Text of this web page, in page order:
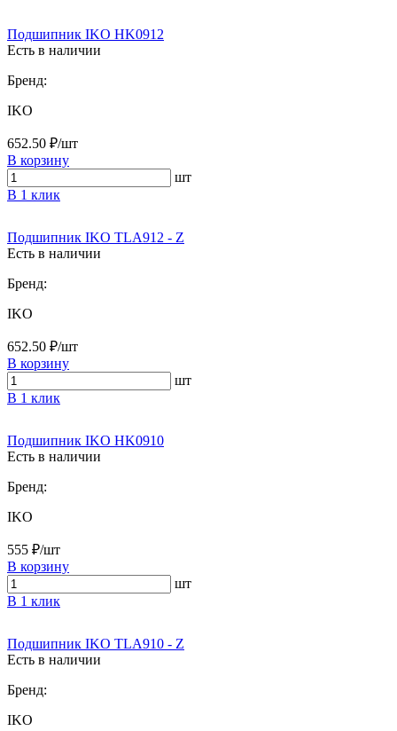
Подшипник IKO HK0912
Есть в наличии
Бренд:
IKO
652.50 ₽/шт
В корзину
шт
В 1 клик
Подшипник IKO TLA912 - Z
Есть в наличии
Бренд:
IKO
652.50 ₽/шт
В корзину
шт
В 1 клик
Подшипник IKO HK0910
Есть в наличии
Бренд:
IKO
555 ₽/шт
В корзину
шт
В 1 клик
Подшипник IKO TLA910 - Z
Есть в наличии
Бренд:
IKO